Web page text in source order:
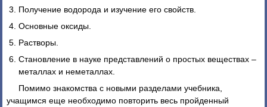
Получение водорода и изучение его свойств.
Основные оксиды.
Растворы.
Становление в науке представлений о простых веществах –
металлах и неметаллах.
Помимо знакомства с новыми разделами учебника,
учащимся еще необходимо повторить весь пройденный